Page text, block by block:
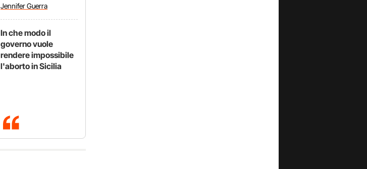
JenniferGuerra
In che modo il
governo vuole
rendere impossibile
l'aborto in Sicilia